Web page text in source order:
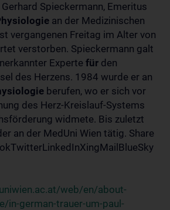
Spieckermann, Emeritus
an der Medizinischen
vergangenen Freitag im Alter von
verstorben. Spieckermann galt
Experte für den
des Herzens. 1984 wurde er an
berufen, wo er sich vor
des Herz-Kreislauf-Systems
widmete. Bis zuletzt
an der MedUni Wien tätig. Share
web/en/about-
in-german-trauer-um-paul-